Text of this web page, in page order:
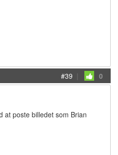
#39 | 0
at poste billedet som Brian